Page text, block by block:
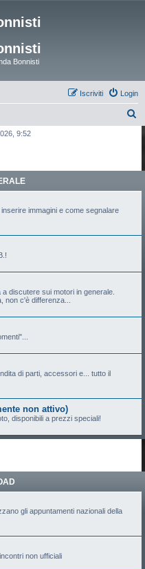
Bonnisti
Login
Iscriviti
9:52
immagini e come segnalare
discutere sui motori in generale.
non c'è differenza...
di parti, accessori e... tutto il
non attivo)
disponibili a prezzi speciali!
gli appuntamenti nazionali della
non ufficiali